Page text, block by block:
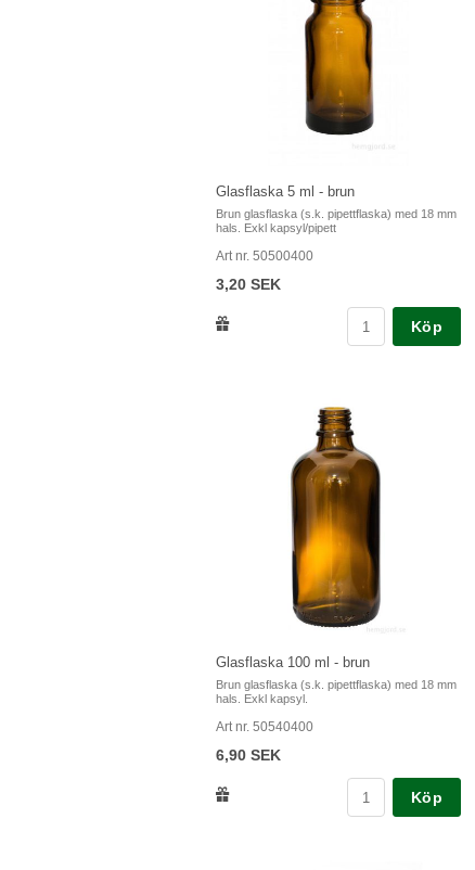
Glasflaska 5 ml - brun
Brun glasflaska (s.k. pipettflaska) med 18 mm
hals. Exkl kapsyl/pipett
Art nr. 50500400
3,20 SEK
Köp
Glasflaska 100 ml - brun
Brun glasflaska (s.k. pipettflaska) med 18 mm
hals. Exkl kapsyl.
Art nr. 50540400
6,90 SEK
Köp